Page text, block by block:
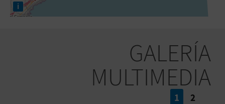
i
GALERÍA
MULTIMEDIA
1 2